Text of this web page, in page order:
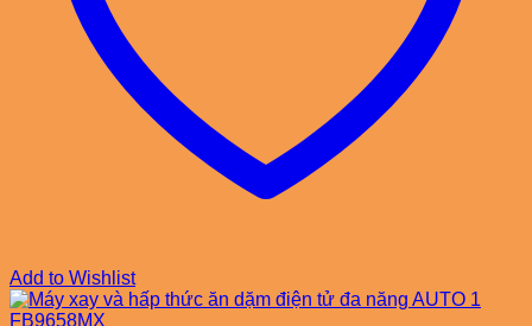
Add to Wishlist